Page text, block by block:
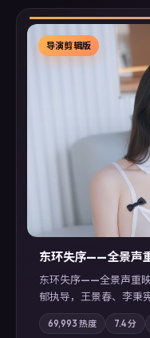
导演剪辑版
东环失序——全景声
东环失序——全景声重
郁执导，王景春、李秉
事主轴，科技与人性的
强化地域气质；站内亦
69,993 热度 7.4分